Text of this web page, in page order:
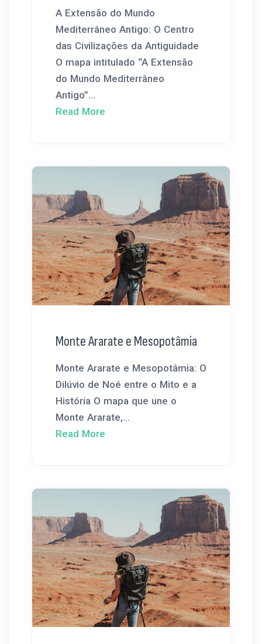
A Extensão do Mundo
Mediterrâneo Antigo: O Centro
das Civilizações da Antiguidade
O mapa intitulado “A Extensão
do Mundo Mediterrâneo
Antigo”...
Read More
Monte Ararate e Mesopotâmia
Monte Ararate e Mesopotâmia: O
Dilúvio de Noé entre o Mito e a
História O mapa que une o
Monte Ararate,...
Read More